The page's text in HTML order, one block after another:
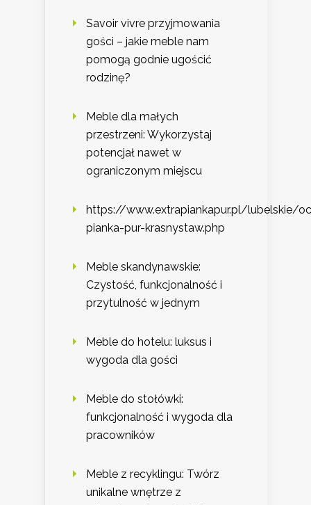
Savoir vivre przyjmowania
gości – jakie meble nam
pomogą godnie ugościć
rodzinę?
Meble dla małych
przestrzeni: Wykorzystaj
potencjał nawet w
ograniczonym miejscu
https://www.extrapiankapur.pl/lubelskie/
pianka-pur-krasnystaw.php
Meble skandynawskie:
Czystość, funkcjonalność i
przytulność w jednym
Meble do hotelu: luksus i
wygoda dla gości
Meble do stołówki:
funkcjonalność i wygoda dla
pracowników
Meble z recyklingu: Twórz
unikalne wnętrze z